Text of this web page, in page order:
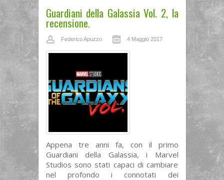
Guardiani della Galassia Vol. 2, la
recensione.
Federico Apuzzo 4 Maggio 2017
Appena tre anni fa, con il primo
Guardiani della Galassia, i Marvel
Studios sono stati capaci di cambiare
nel profondo i connotati dei